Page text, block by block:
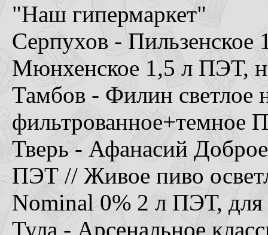
"Наш гипермаркет"
Серпухов -
Мюнхенское 1,5 л ПЭТ,
Тамбов - Филин светлое
фильтрованное+темное
Тверь - Афанасий
ПЭТ // Живое пиво
Nominal 0% 2 л ПЭТ, для
Тула - Арсенальное